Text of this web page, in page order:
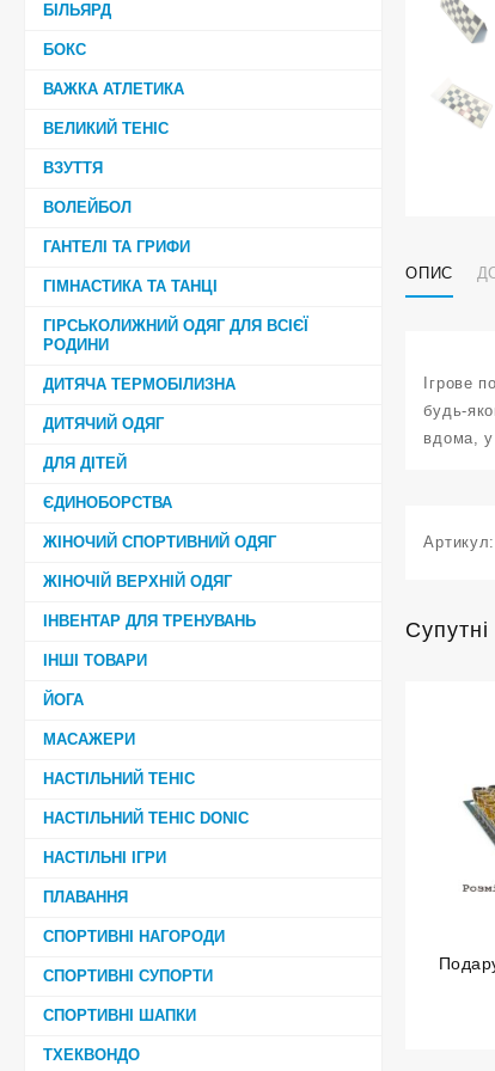
БІЛЬЯРД
БОКС
ВАЖКА АТЛЕТИКА
ВЕЛИКИЙ ТЕНІС
ВЗУТТЯ
ВОЛЕЙБОЛ
ГАНТЕЛІ ТА ГРИФИ
ГІМНАСТИКА ТА ТАНЦІ
ГІРСЬКОЛИЖНИЙ ОДЯГ ДЛЯ ВСІЄЇ
РОДИНИ
ДИТЯЧА ТЕРМОБІЛИЗНА
ДИТЯЧИЙ ОДЯГ
ДЛЯ ДІТЕЙ
ЄДИНОБОРСТВА
ЖІНОЧИЙ СПОРТИВНИЙ ОДЯГ
ЖІНОЧІЙ ВЕРХНІЙ ОДЯГ
ІНВЕНТАР ДЛЯ ТРЕНУВАНЬ
ІНШІ ТОВАРИ
ЙОГА
МАСАЖЕРИ
НАСТІЛЬНИЙ ТЕНІС
НАСТІЛЬНИЙ ТЕНІС DONIC
НАСТІЛЬНІ ІГРИ
ПЛАВАННЯ
СПОРТИВНІ НАГОРОДИ
СПОРТИВНІ СУПОРТИ
СПОРТИВНІ ШАПКИ
ТХЕКВОНДО
ОПИС
Ігрове
будь-
вдома, у
Артикул: